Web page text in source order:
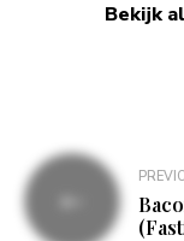
Bekijk
Bericht
navigatie